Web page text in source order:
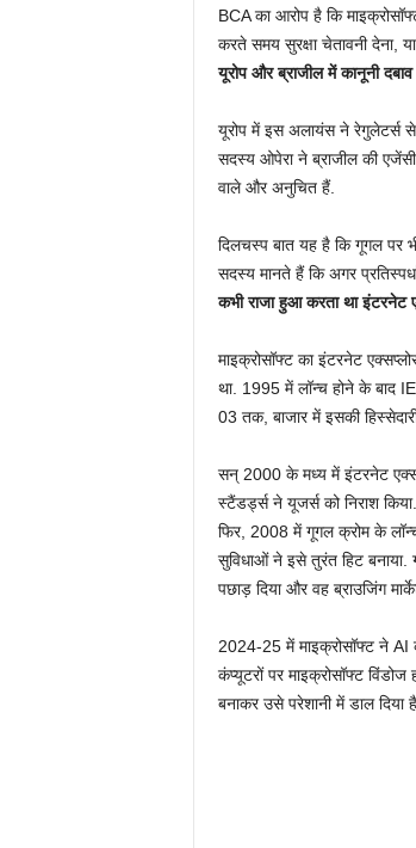
BCA का आरोप है कि
करते समय सुरक्षा चेतावनी देना,
यूरोप और ब्राजील में कानूनी दबाव
यूरोप में इस अलायंस ने रेगुलेटर्स से
सदस्य ओपेरा ने ब्राजील की
वाले और अनुचित हैं.
दिलचस्प बात यह है कि गूगल
सदस्य मानते हैं कि अगर
कभी राजा हुआ करता था इंटरनेट
माइक्रोसॉफ्ट का इंटरनेट
था. 1995 में लॉन्च होने के बाद
03 तक, बाजार में इसकी
सन् 2000 के मध्य में इंटरनेट
स्टैंडर्ड्स ने यूजर्स को निराश
फिर, 2008 में गूगल क्रोम के
सुविधाओं ने इसे तुरंत हिट बनाया.
पछाड़ दिया और वह ब्राउजिंग
2024-25 में माइक्रोसॉफ्ट ने AI
कंप्यूटरों पर माइक्रोसॉफ्ट
बनाकर उसे परेशानी में डाल